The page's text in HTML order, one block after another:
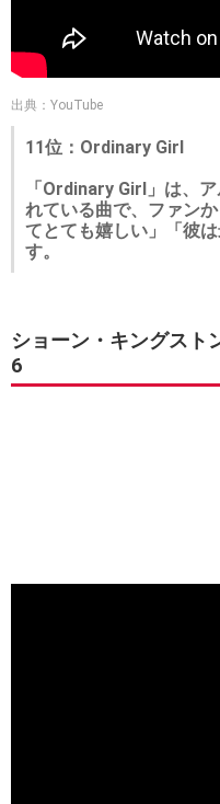
出典：YouTube
11位：Ordinary Girl
「Ordinary Girl」は、
れている曲で、ファン
てとても嬉しい」「彼
す。
ショーン・キングスト
6